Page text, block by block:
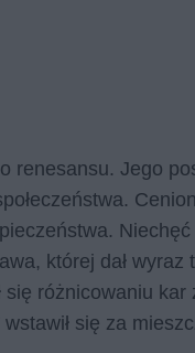
re­ne­san­su. Jego
któ­rej dał wy­raz
się róż­ni­co­wa­niu
się za